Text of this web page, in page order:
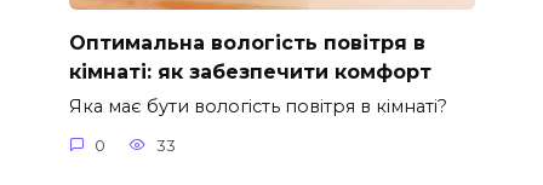
Оптимальна вологість повітря в
кімнаті: як забезпечити комфорт
Яка має бути вологість повітря в кімнаті?
0 33